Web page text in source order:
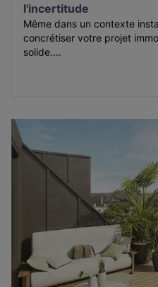
l'incertitude
Même dans un contexte
concrétiser votre projet
solide....